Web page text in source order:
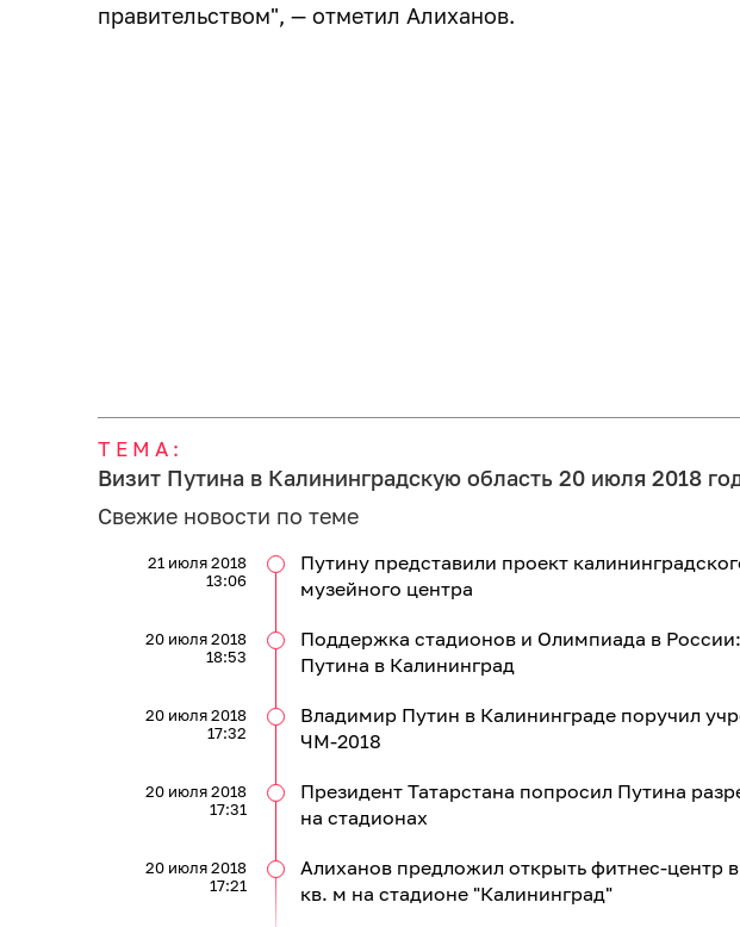
правительством", — отметил Алиханов.
ТЕМА:
Визит Путина в Калининградскую область 20 июля 2018
Свежие новости по теме
Путину представили проект
музейного центра
21 июля 2018
13:06
Поддержка стадионов и Олимпиада в России:
Путина в Калининград
20 июля 2018
18:53
Владимир Путин в Калининграде поручил
ЧМ-2018
20 июля 2018
17:32
Президент Татарстана попросил Путина
на стадионах
20 июля 2018
17:31
Алиханов предложил открыть фитнес-центр
кв. м на стадионе "Калининград"
20 июля 2018
17:21